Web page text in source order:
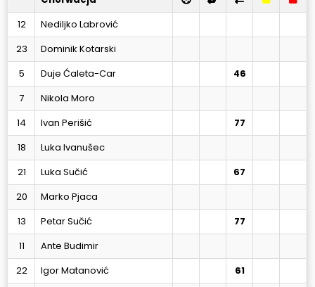
12
Nediljko Labrović
23
Dominik Kotarski
5
Duje Ćaleta-Car 46
7
Nikola Moro
14
Ivan Perišić 77
18
Luka Ivanušec
21
Luka Sučić 67
20
Marko Pjaca
13
Petar Sučić 77
11
Ante Budimir
22
Igor Matanović 61